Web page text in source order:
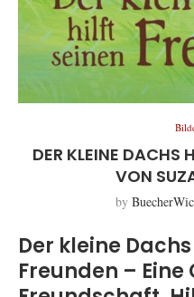
DER KLEINE DACHS
VON
by
Der kleine
Freunden –